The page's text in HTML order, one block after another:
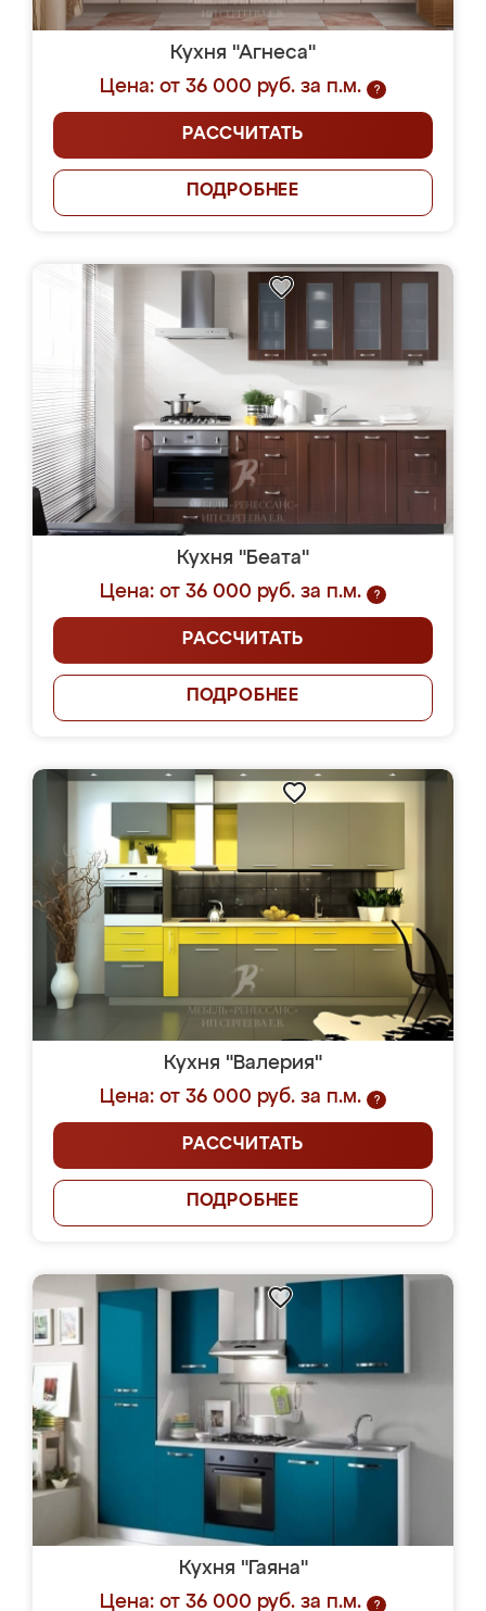
Кухня "Агнеса"
Цена: от 36 000 руб. за п.м.
?
РАССЧИТАТЬ
ПОДРОБНЕЕ
Кухня "Беата"
Цена: от 36 000 руб. за п.м.
?
РАССЧИТАТЬ
ПОДРОБНЕЕ
Кухня "Валерия"
Цена: от 36 000 руб. за п.м.
?
РАССЧИТАТЬ
ПОДРОБНЕЕ
Кухня "Гаяна"
Цена: от 36 000 руб. за п.м.
?